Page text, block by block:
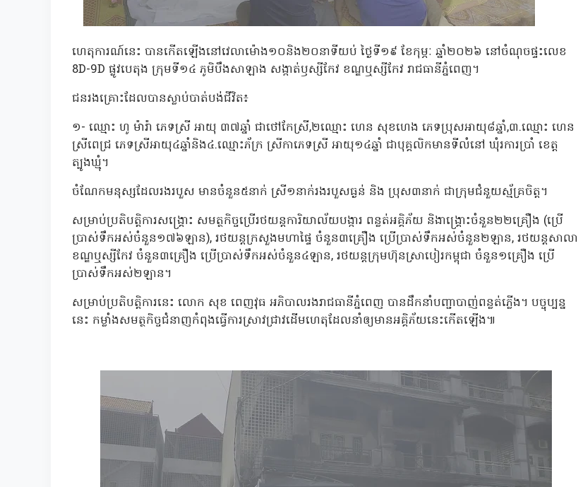
ហេតុការណ៍នេះ បានកើតឡើងនៅវេលាម៉ោង១០និង២០នាទីយប់ ថ្ងៃទី១៩ ខែកុម្ភៈ ឆ្នាំ២០២៦ នៅចំណុចផ្ទះលេខ
8D-9D ផ្លូវបេតុង ក្រុមទី១៤ ភូមិបឹងសាឡាង សង្កាត់ឫស្សីកែវ ខណ្ឌឬស្សីកែវ រាជធានីភ្នំពេញ។
ជនរងគ្រោះដែលបានស្លាប់បាត់បង់ជីវិត៖
១- ឈ្មោះ ហូ ម៉ារ៉ា ភេទស្រី អាយុ ៣៧ឆ្នាំ ជាថៅកែស្រី,២ឈ្មោះ ហេន សុខហេង ភេទប្រុសអាយុ៨ឆ្នាំ,៣.ឈ្មោះ ហេន
ស្រីពេជ្រ ភេទស្រីអាយុ៤ឆ្នាំនិង៤.ឈ្មោះភ័ក្រ ស្រីកាភេទស្រី អាយុ១៤ឆ្នាំ ជាបុគ្គលិកមានទីលំនៅ ឃុំរការប្រាំ ខេត្ត
ត្បូងឃ្មុំ។
ចំណែកមនុស្សដែលរងរបួស មានចំនួន៥នាក់ ស្រី១នាក់រងរបួសធ្ងន់ និង ប្រុស៣នាក់ ជាក្រុមជំនួយស្ម័គ្រចិត្ត។
សម្រាប់ប្រតិបត្តិការសង្គ្រោះ សមត្ថកិច្ចប្រើរថយន្តការិយាល័យបង្ការ ពន្លត់អគ្គិភ័យ និងាង្គ្រោះចំនួន២២គ្រឿង (ប្រើ
ប្រាស់ទឹកអស់ចំនួន១៧៦ឡាន), រថយន្តក្រសួងមហាផ្ទៃ ចំនួន៣គ្រឿង ប្រើប្រាស់ទឹកអស់ចំនួន២ឡាន, រថយន្តសាលា
ខណ្ឌឬស្សីកែវ ចំនួន៣គ្រឿង ប្រើប្រាស់ទឹកអស់ចំនួន៤ឡាន, រថយន្តក្រុមហ៊ុនស្រាបៀរកម្ពុជា ចំនួន១គ្រឿង ប្រើ
ប្រាស់ទឹកអស់២ឡាន។
សម្រាប់ប្រតិបត្តិការនេះ លោក សុខ ពេញវុធ អភិបាលរងរាជធានីភ្នំពេញ បានដឹកនាំបញ្ជាបាញ់ពន្លត់ភ្លើង។ បច្ចុប្បន្ន
នេះ កម្លាំងសមត្ថកិច្ចជំនាញកំពុងធ្វើការស្រាវជ្រាវដើមហេតុដែលនាំឲ្យមានអគ្គិភ័យនេះកើតឡើង៕